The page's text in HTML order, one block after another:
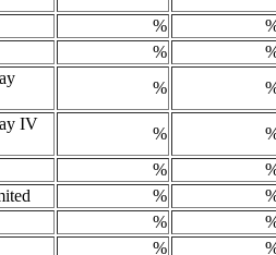
%
%
%
IV
%
%
%
%
%